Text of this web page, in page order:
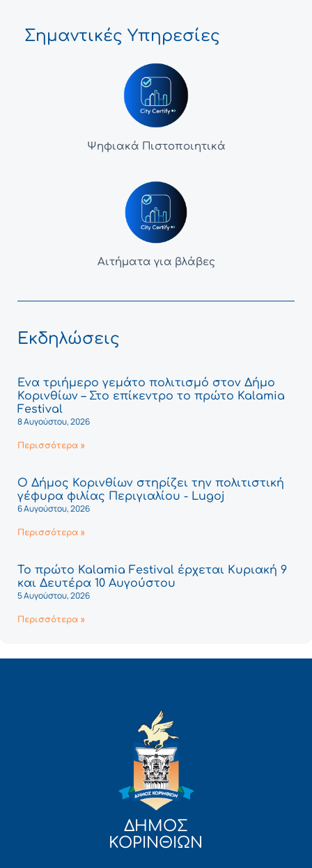
Σημαντικές Υπηρεσίες
Ψηφιακά Πιστοποιητικά
Αιτήματα για βλάβες
Εκδηλώσεις
Ένα τριήμερο γεμάτο πολιτισμό στον Δήμο
Κορινθίων – Στο επίκεντρο το πρώτο Kalamia
Festival
8 Αυγούστου, 2026
Περισσότερα »
Ο Δήμος Κορινθίων στηρίζει την πολιτιστική
γέφυρα φιλίας Περιγιαλίου - Lugoj
6 Αυγούστου, 2026
Περισσότερα »
Το πρώτο Kalamia Festival έρχεται Κυριακή 9
και Δευτέρα 10 Αυγούστου
5 Αυγούστου, 2026
Περισσότερα »
ΔΗΜΟΣ
ΚΟΡΙΝΘΙΩΝ